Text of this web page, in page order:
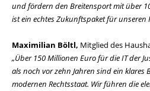
und fördern den Breitensport mit über
ist ein echtes Zukunftspaket für unseren
Maximilian Böltl, Mitglied des
Über 150 Millionen Euro für die IT der
als noch vor zehn Jahren sind ein klares
modernen Rechtsstaat. Wir führen die